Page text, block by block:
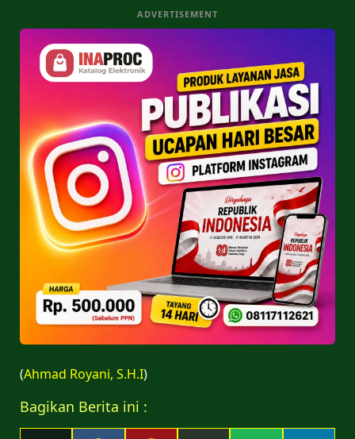
ADVERTISEMENT
(Ahmad Royani, S.H.I)
Bagikan Berita ini :